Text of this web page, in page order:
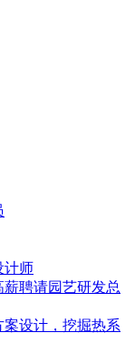
计师
聘请园艺研发总
设计，挖掘热系